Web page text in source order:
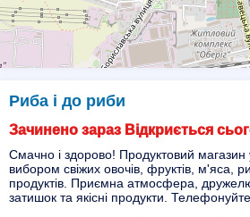
Риба і до риби
Зачинено зараз Відкриється
Смачно і здорово! Продуктовий магазин
вибором свіжих овочів, фруктів, м'яса,
продуктів. Приємна атмосфера,
затишок та якісні продукти.